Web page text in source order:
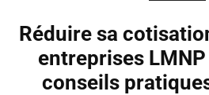
Réduire sa
entreprises
conseils